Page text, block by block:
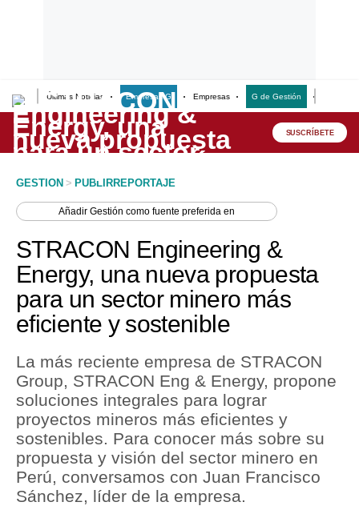
Últimas Noticias Empresas G Empresas G de Gestión
Lo último
Peru Quiosco
Economía
Mercados
Perú
Política
Tu Dinero
Finanzas Personales
Inmobiliarias
Plus G
SUSCRÍBETE
GESTION > PUBLIRREPORTAJE
AñadirGestión como fuente preferida en
STRACON Engineering &
Energy, una nueva propuesta
para un sector minero más
eficiente y sostenible
La más reciente empresa de STRACON
Group, STRACON Eng & Energy, propone
soluciones integrales para lograr
proyectos mineros más eficientes y
sostenibles. Para conocer más sobre su
propuesta y visión del sector minero en
Perú, conversamos con Juan Francisco
Sánchez, líder de la empresa.